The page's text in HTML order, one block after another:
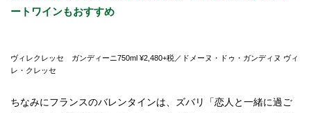
ートワインもおすすめ
ヴィレクレッセ ガンディーニ750ml ¥2,480+税／ドメーヌ・ドゥ・ガンディヌ ヴィ
レ・クレッセ
ちなみにフランスのバレンタインは、ズバリ「恋人と一緒に過ご